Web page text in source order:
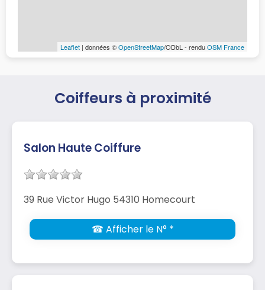
Leaflet | données ©OpenStreetMap/ODbL - renduOSM France
Coiffeurs à proximité
Salon Haute Coiffure
39 Rue Victor Hugo 54310 Homecourt
☎ Afficher le N° *